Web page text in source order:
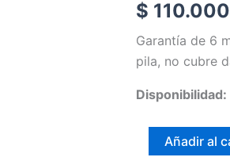
$ 110.000
Garantía de 6
pila, no cubre
Disponibilidad:
Añadir al